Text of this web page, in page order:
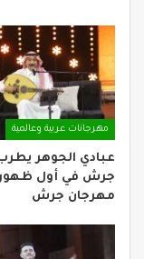
مهرجانات عربية وعالمية
عبادي الجوهر
جرش في أول
مهرجان جرش